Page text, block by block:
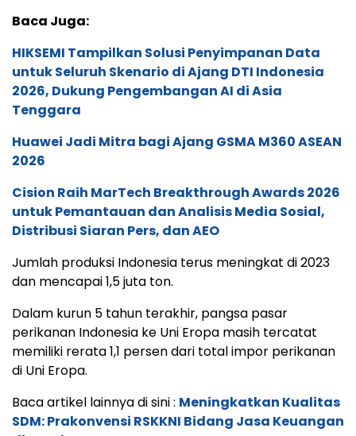
Baca Juga:
HIKSEMI Tampilkan Solusi Penyimpanan Data
untuk Seluruh Skenario di Ajang DTI Indonesia
2026, Dukung Pengembangan AI di Asia
Tenggara
Huawei Jadi Mitra bagi Ajang GSMA M360 ASEAN
2026
Cision Raih MarTech Breakthrough Awards 2026
untuk Pemantauan dan Analisis Media Sosial,
Distribusi Siaran Pers, dan AEO
Jumlah produksi Indonesia terus meningkat di 2023
dan mencapai 1,5 juta ton.
Dalam kurun 5 tahun terakhir, pangsa pasar
perikanan Indonesia ke Uni Eropa masih tercatat
memiliki rerata 1,1 persen dari total impor perikanan
di Uni Eropa.
Baca artikel lainnya di sini : Meningkatkan Kualitas
SDM: Prakonvensi RSKKNI Bidang Jasa Keuangan